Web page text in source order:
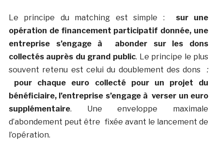
Le principe du matching est simple : sur une
opération de financement participatif donnée, une
entreprise s’engage à abonder sur les dons
collectés auprès du grand public. Le principe le plus
souvent retenu est celui du doublement des dons:
pour chaque euro collecté pour un projet du
bénéficiaire, l’entreprise s’engage à verser un euro
supplémentaire. Une enveloppe maximale
d’abondement peut être fixée avant le lancement de
l’opération.